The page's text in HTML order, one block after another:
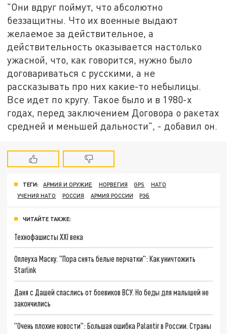
"Они вдруг поймут, что абсолютно
беззащитны. Что их военные выдают
желаемое за действительное, а
действительность оказывается настолько
ужасной, что, как говорится, нужно было
договариваться с русскими, а не
рассказывать про них какие-то небылицы.
Все идет по кругу. Такое было и в 1980-х
годах, перед заключением Договора о ракетах
средней и меньшей дальности", - добавил он.
ТЕГИ: АРМИЯ И ОРУЖИЕ НОРВЕГИЯ GPS
НАТО
УЧЕНИЯ НАТО
РОССИЯ АРМИЯ РОССИИ РЭБ
ЧИТАЙТЕ ТАКЖЕ:
Технофашисты XXI века
Оплеуха Маску. "Пора снять белые перчатки": Как уничтожить
Starlink
Даня с Дашей спаслись от боевиков ВСУ. Но беды для малышей не
закончились
"Очень плохие новости": Большая ошибка Palantir в России. Страны